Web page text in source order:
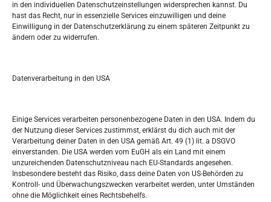
in den individuellen Datenschutzeinstellungen widersprechen kannst. Du
hast das Recht, nur in essenzielle Services einzuwilligen und deine
Einwilligung in der Datenschutzerklärung zu einem späteren Zeitpunkt zu
ändern oder zu widerrufen.
Datenverarbeitung in den USA
Einige Services verarbeiten personenbezogene Daten in den USA. Indem du
der Nutzung dieser Services zustimmst, erklärst du dich auch mit der
Verarbeitung deiner Daten in den USA gemäß Art. 49 (1) lit. a DSGVO
einverstanden. Die USA werden vom EuGH als ein Land mit einem
unzureichenden Datenschutzniveau nach EU-Standards angesehen.
Insbesondere besteht das Risiko, dass deine Daten von US-Behörden zu
Kontroll- und Überwachungszwecken verarbeitet werden, unter Umständen
ohne die Möglichkeit eines Rechtsbehelfs.
S
e
a
h
M D M D F S S
1
3 4 5 6 7 8
10 11 12 13 14 15 16